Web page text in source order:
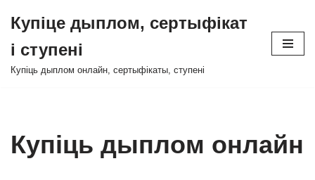
да
зместу
Купіце дыплом, сертыфікат
і ступені
Купіць дыплом онлайн, сертыфікаты, ступені
Купіць дыплом онлайн